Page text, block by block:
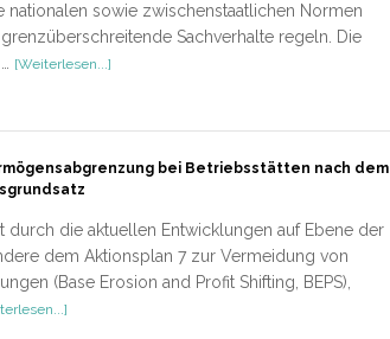
nationalen sowie zwischenstaatlichen Normen
Sachverhalte regeln. Die
[Weiterlesen...]
Amerika
Asien
bei Betriebsstätten nach dem
durch die aktuellen Entwicklungen auf Ebene der
dem Aktionsplan 7 zur Vermeidung von
(Base Erosion and Profit Shifting, BEPS),